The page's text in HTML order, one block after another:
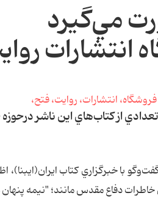
مي‌گيرد
انتشارات
از كتاب‌هاي اين ناشر
با خبرگزاري كتاب ايران(ايبنا)،
دفاع مقدس مانند؛ "نيمه پنهان